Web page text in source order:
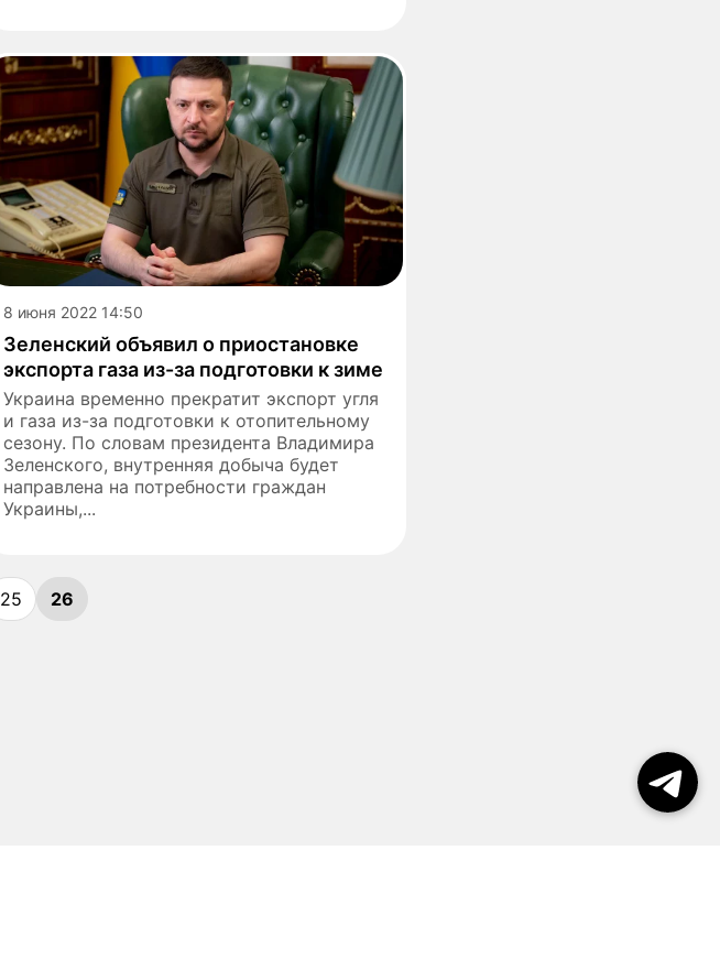
8 июня 2022 14:50
Зеленский объявил о приостановке
экспорта газа из-за подготовки к зиме
Украина временно прекратит экспорт угля
и газа из-за подготовки к отопительному
сезону. По словам президента Владимира
Зеленского, внутренняя добыча будет
направлена на потребности граждан
Украины,...
25 26